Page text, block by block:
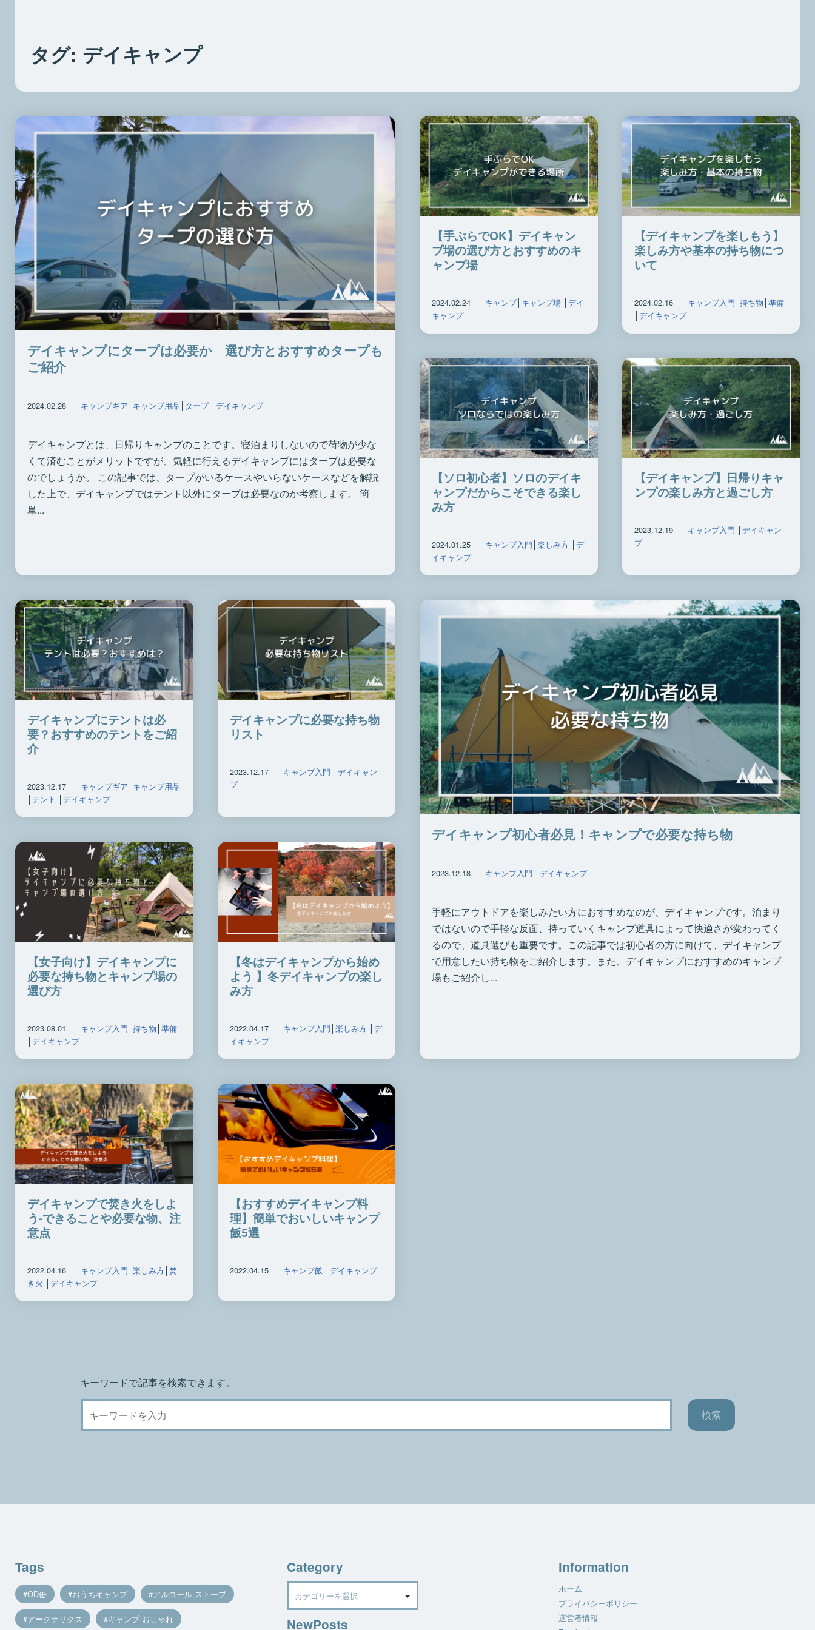
タグ: デイキャンプ
デイキャンプにタープは必要か 選び方とおすすめタープも
ご紹介
2024.02.28 キャンプギア │ キャンプ用品 │ タープ│ デイキャンプ
デイキャンプとは、日帰りキャンプのことです。寝泊まりしないので荷物が少な
くて済むことがメリットですが、気軽に行えるデイキャンプにはタープは必要な
のでしょうか。 この記事では、タープがいるケースやいらないケースなどを解説
した上で、デイキャンプではテント以外にタープは必要なのか考察します。 簡
単...
【手ぶらでOK】デイキャン
プ場の選び方とおすすめのキ
ャンプ場
2024.02.24 キャンプ│ キャンプ場 │ デイ
キャンプ
【デイキャンプを楽しもう】
楽しみ方や基本の持ち物につ
いて
2024.02.16 キャンプ入門 │ 持ち物 │ 準備
│ デイキャンプ
【ソロ初心者】ソロのデイキ
ャンプだからこそできる楽し
み方
2024.01.25 キャンプ入門 楽しみ方
デ
イキャンプ
【デイキャンプ】日帰りキャ
ンプの楽しみ方と過ごし方
2023.12.19 キャンプ入門
デイキャン
プ
デイキャンプ初心者必見！キャンプで必要な持ち物
2023.12.18 キャンプ入門 │ デイキャンプ
手軽にアウトドアを楽しみたい方におすすめなのが、デイキャンプです。泊まり
ではないので手軽な反面、持っていくキャンプ道具によって快適さが変わってく
るので、道具選びも重要です。この記事では初心者の方に向けて、デイキャンプ
で用意したい持ち物をご紹介します。また、デイキャンプにおすすめのキャンプ
場もご紹介し...
デイキャンプにテントは必
要？おすすめのテントをご紹
介
2023.12.17 キャンプギア キャンプ用品
テント デイキャンプ
デイキャンプに必要な持ち物
リスト
2023.12.17 キャンプ入門
デイキャン
プ
【女子向け】デイキャンプに
必要な持ち物とキャンプ場の
選び方
2023.08.01 キャンプ入門 持ち物 準備
デイキャンプ
【冬はデイキャンプから始め
よう 】冬デイキャンプの楽し
み方
2022.04.17 キャンプ入門 楽しみ方│ デ
イキャンプ
デイキャンプで焚き火をしよ
う-できることや必要な物、注
意点
2022.04.16 キャンプ入門 楽しみ方 焚
き火
デイキャンプ
【おすすめデイキャンプ料
理】簡単でおいしいキャンプ
飯5選
2022.04.15 キャンプ飯 デイキャンプ
キーワードで記事を検索できます。
Tags
OD缶 おうちキャンプ アルコール ストーブ
アークテリクス キャンプ おしゃれ
Category
Category
NewPosts
information
ホーム
プライバシーポリシー
運営者情報